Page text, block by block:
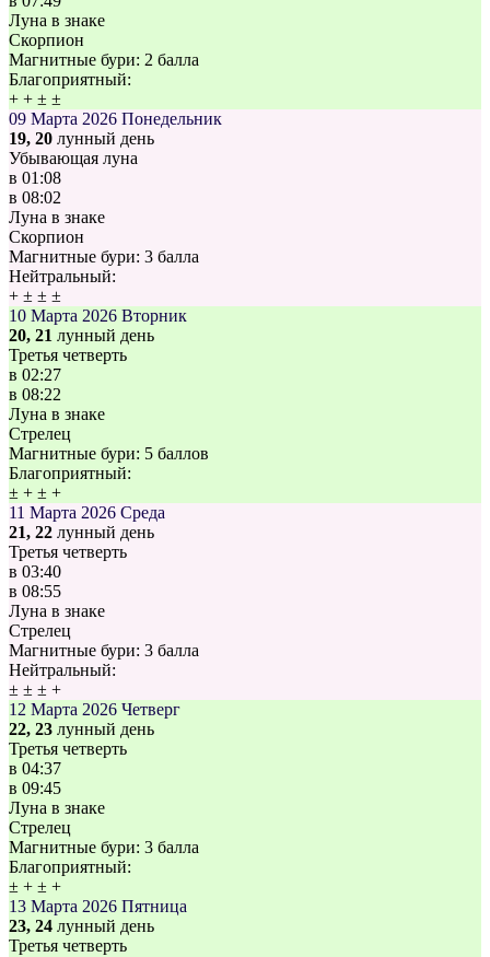
Луна в знаке
Скорпион
Магнитные бури: 2 балла
Благоприятный:
+ + ± ±
09 Марта 2026 Понедельник
19, 20 лунный день
Убывающая луна
в 01:08
в 08:02
Луна в знаке
Скорпион
Магнитные бури: 3 балла
Нейтральный:
+ ± ± ±
10 Марта 2026 Вторник
20, 21 лунный день
Третья четверть
в 02:27
в 08:22
Луна в знаке
Стрелец
Магнитные бури: 5 баллов
Благоприятный:
± + ± +
11 Марта 2026 Среда
21, 22 лунный день
Третья четверть
в 03:40
в 08:55
Луна в знаке
Стрелец
Магнитные бури: 3 балла
Нейтральный:
± ± ± +
12 Марта 2026 Четверг
22, 23 лунный день
Третья четверть
в 04:37
в 09:45
Луна в знаке
Стрелец
Магнитные бури: 3 балла
Благоприятный:
± + ± +
13 Марта 2026 Пятница
23, 24 лунный день
Третья четверть